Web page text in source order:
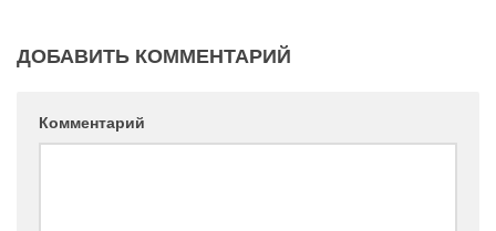
ДОБАВИТЬ КОММЕНТАРИЙ
Комментарий